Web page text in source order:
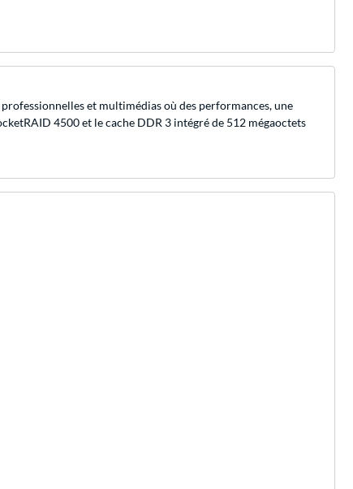
et multimédias où des performances, une
4500 et le cache DDR 3 intégré de 512 mégaoctets